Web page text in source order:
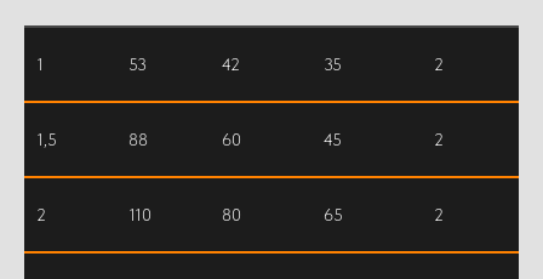
1 53 42 35 2
1,5 88 60 45 2
2 110 80 65 2